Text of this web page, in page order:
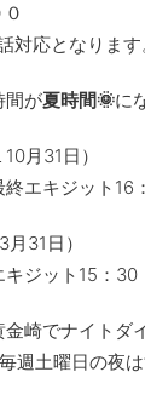
対応となります
間が夏時間🌞に
月31日）
エキジット16
31日）
ジット15：30
崎でナイトダ
週土曜日の夜